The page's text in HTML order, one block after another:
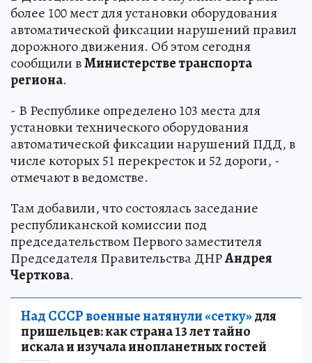
более 100 мест для установки оборудования
автоматической фиксации нарушений правил
дорожного движения. Об этом сегодня
сообщили вМинистерстве транспорта
региона.
- В Республике определено 103 места для
установки технического оборудования
автоматической фиксации нарушений ПДД, в
числе которых 51 перекресток и 52 дороги, -
отмечают в ведомстве.
Там добавили, что состоялась заседание
республиканской комиссии под
председательством Первого заместителя
Председателя Правительства ДНРАндрея
Черткова.
Над СССР военные натянули «сетку»для
пришельцев: как страна 13 лет тайно
искала и изучала инопланетных гостей